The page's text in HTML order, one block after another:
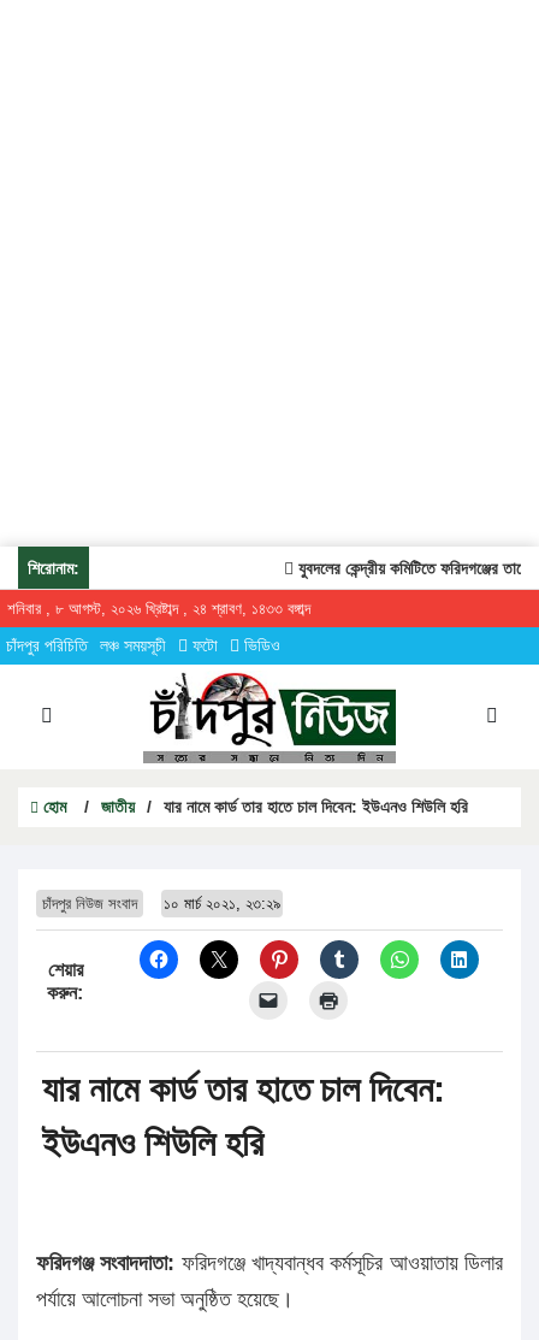
শিরোনাম: যুবদলের কেন্দ্রীয় কমিটিতে ফরিদগঞ্জের তারেকুর
শনিবার , ৮ আগস্ট, ২০২৬ খ্রিষ্টাব্দ , ২৪ শ্রাবণ, ১৪৩৩ বঙ্গাব্দ
চাঁদপুর পরিচিতি লঞ্চ সময়সূচী ফটো ভিডিও
হোম / জাতীয় / যার নামে কার্ড তার হাতে চাল দিবেন: ইউএনও শিউলি হরি
চাঁদপুর নিউজ সংবাদ ১০ মার্চ ২০২১, ২৩:২৯
শেয়ার
করুন:
যার নামে কার্ড তার হাতে চাল দিবেন:
ইউএনও শিউলি হরি
ফরিদগঞ্জ সংবাদদাতা: ফরিদগঞ্জে খাদ্যবান্ধব কর্মসূচির আওয়াতায় ডিলার
পর্যায়ে আলোচনা সভা অনুষ্ঠিত হয়েছে।